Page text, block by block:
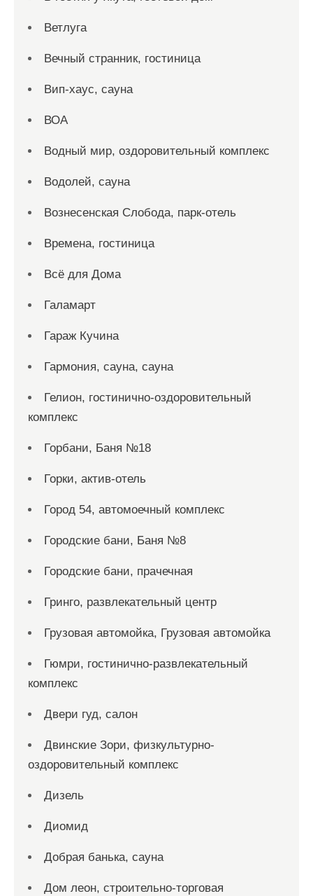
Ветлуга
Вечный странник, гостиница
Вип-хаус, сауна
ВОА
Водный мир, оздоровительный комплекс
Водолей, сауна
Вознесенская Слобода, парк-отель
Времена, гостиница
Всё для Дома
Галамарт
Гараж Кучина
Гармония, сауна, сауна
Гелион, гостинично-оздоровительный
комплекс
Горбани, Баня №18
Горки, актив-отель
Город 54, автомоечный комплекс
Городские бани, Баня №8
Городские бани, прачечная
Гринго, развлекательный центр
Грузовая автомойка, Грузовая автомойка
Гюмри, гостинично-развлекательный
комплекс
Двери гуд, салон
Двинские Зори, физкультурно-
оздоровительный комплекс
Дизель
Диомид
Добрая банька, сауна
Дом леон, строительно-торговая